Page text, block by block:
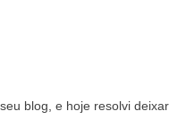
blog, e hoje resolvi deixar